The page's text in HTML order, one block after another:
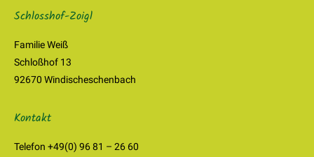
Schlosshof-Zoigl
Familie Weiß
Schloßhof 13
92670 Windischeschenbach
Kontakt
Telefon +49(0) 96 81 – 26 60